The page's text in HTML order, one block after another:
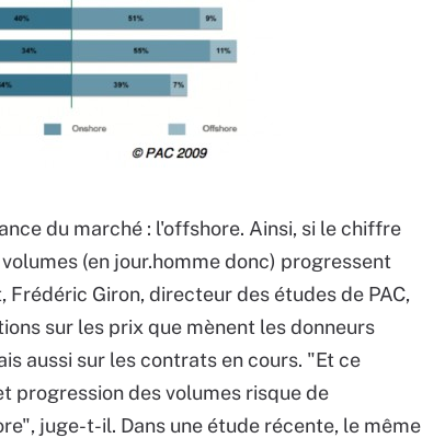
du marché : l'offshore. Ainsi, si le chiffre
(en jour.homme donc) progressent
Giron, directeur des études de PAC,
sur les prix que mènent les donneurs
aussi sur les contrats en cours. "Et ce
progression des volumes risque de
juge-t-il. Dans une étude récente, le même